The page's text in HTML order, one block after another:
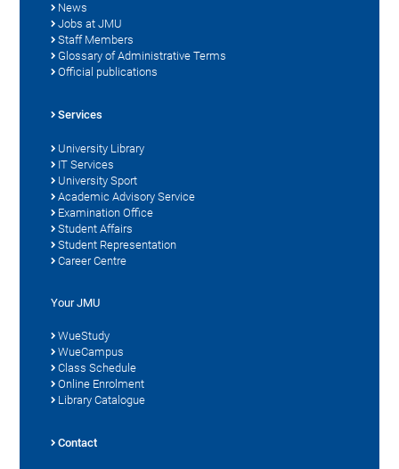
News
Jobs at JMU
Staff Members
Glossary of Administrative Terms
Official publications
Services
University Library
IT Services
University Sport
Academic Advisory Service
Examination Office
Student Affairs
Student Representation
Career Centre
Your JMU
WueStudy
WueCampus
Class Schedule
Online Enrolment
Library Catalogue
Contact